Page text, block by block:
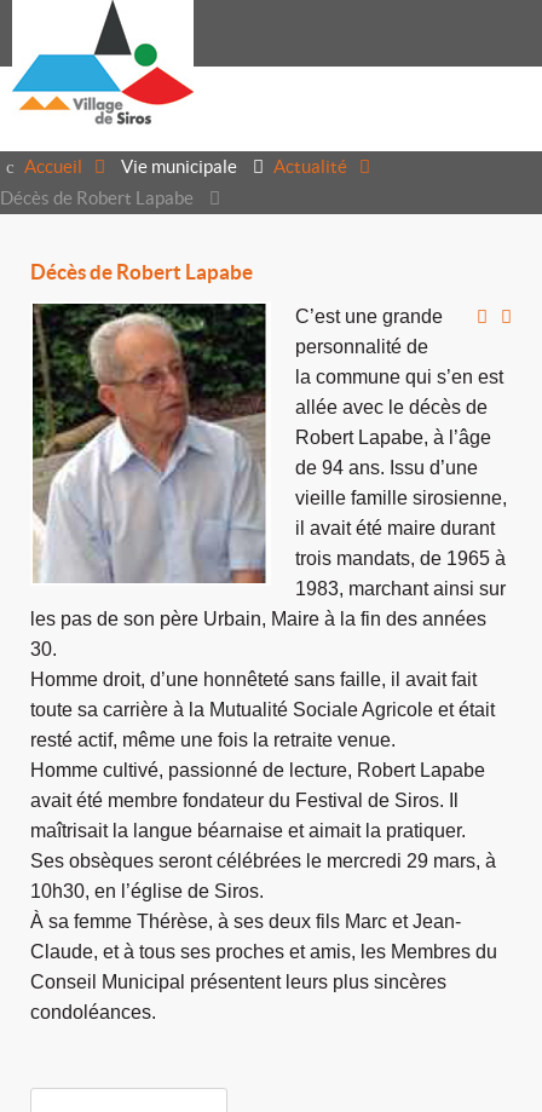
Accueil Vie municipale
Actualité
Décès de Robert Lapabe
Décès de Robert Lapabe
C’est une grande
personnalité de
la commune qui s’en est
allée avec le décès de
Robert Lapabe, à l’âge
de 94 ans. Issu d’une
vieille famille sirosienne,
il avait été maire durant
trois mandats, de 1965 à
1983, marchant ainsi sur
les pas de son père Urbain, Maire à la fin des années
30.
Homme droit, d’une honnêteté sans faille, il avait fait
toute sa carrière à la Mutualité Sociale Agricole et était
resté actif, même une fois la retraite venue.
Homme cultivé, passionné de lecture, Robert Lapabe
avait été membre fondateur du Festival de Siros. Il
maîtrisait la langue béarnaise et aimait la pratiquer.
Ses obsèques seront célébrées le mercredi 29 mars, à
10h30, en l’église de Siros.
À sa femme Thérèse, à ses deux fils Marc et Jean-
Claude, et à tous ses proches et amis, les Membres du
Conseil Municipal présentent leurs plus sincères
condoléances.